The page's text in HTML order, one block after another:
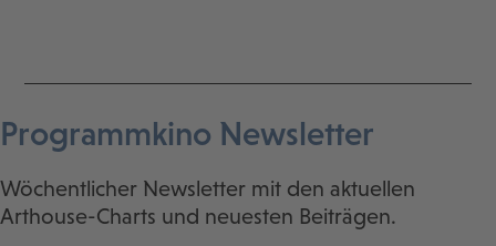
Programmkino Newsletter
Wöchentlicher Newsletter mit den aktuellen
Arthouse-Charts und neuesten Beiträgen.